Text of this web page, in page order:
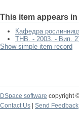
This item appears
Кафедра
ТНВ. - 2003. - Вип.
Show simple item record
DSpace software copyright
Contact Us
Send Feedback